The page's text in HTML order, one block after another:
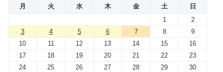
月 火 水 木 金 土
日
1
2
3
4 5 6 7 8
9
10
11 12 13 14 15
16
17
18 19 20 21 22
23
24
25 26 27 28 29
30